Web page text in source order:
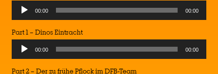
Audio
Player
00:00 00:00
Part 1 – Dinos Eintracht
Audio
Player
00:00 00:00
Part 2 – Der zu frühe Pflock im DFB-Team